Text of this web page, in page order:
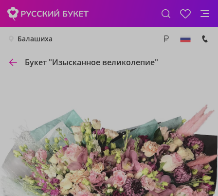
Балашиха
Букет "Изысканное великолепие"